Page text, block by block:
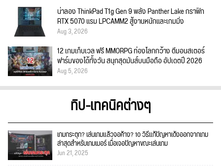
น่าลอง ThinkPad T1g Gen 9 พลัง Panther Lake กราฟิก
RTX 5070 แรม LPCAMM2 สู้งานหนักและเกมมิ่ง
Aug 3, 2026
12 เกมเก็บเวล ฟรี MMORPG ท่องโลกกว้าง ตีมอนสเตอร์
ฟาร์มของได้ทั้งวัน สนุกสุดมันส์บนมือถือ อัปเดตปี 2026
Aug 5, 2026
ทิป-เทคนิคต่างๆ
เกมกระตุก? เล่นเกมแล้วจอค้าง? 10 วิธีแก้ปัญหาเด้งออกจากเกม
ล่าสุดสำหรับเกมเมอร์ เมื่อเจอปัญหาขณะเล่นเกม
Jun 21, 2025